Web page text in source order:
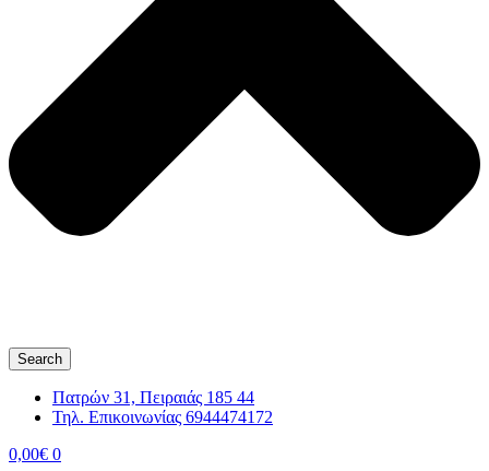
Search
Πατρών 31, Πειραιάς 185 44
Τηλ. Επικοινωνίας 6944474172
0,00€ 0